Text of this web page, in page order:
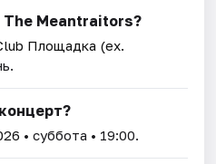
The Meantraitors?
Площадка (ex.
• суббота • 19:00.